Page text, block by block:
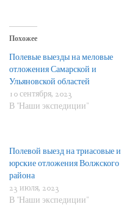
Похожее
Полевые выезды на меловые
отложения Самарской и
Ульяновской областей
10 сентября, 2023
В "Наши экспедиции"
Полевой выезд на триасовые и
юрские отложения Волжского
района
23 июля, 2023
В "Наши экспедиции"